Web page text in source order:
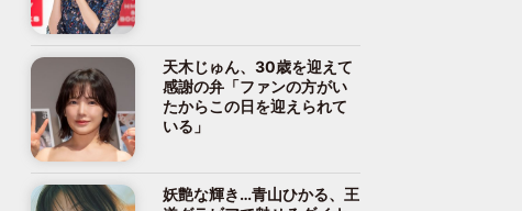
天木じゅん、30歳を迎えて
感謝の弁「ファンの方がい
たからこの日を迎えられて
いる」
妖艶な輝き…青山ひかる、王